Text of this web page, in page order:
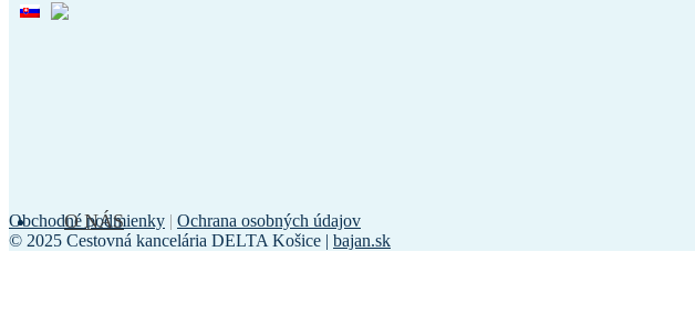
O NÁS
Obchodné podmienky | Ochrana osobných údajov
© 2025 Cestovná kancelária DELTA Košice | bajan.sk